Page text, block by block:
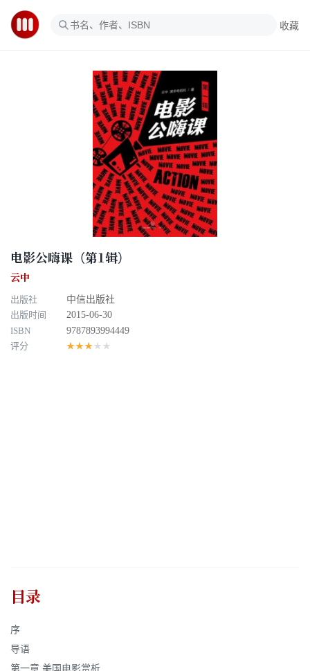
收藏
电影公嗨课（第1辑）
云中
出版社
中信出版社
出版时间
2015-06-30
ISBN
9787893994449
评分
★★★★★
目录
序
导语
第一章 美国电影赏析